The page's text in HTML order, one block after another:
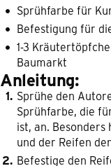
Sprühfarbe für
Befestigung für
1-3
Baumarkt
Anleitung:
Sprühe den
Sprühfarbe, die
ist, an.
und der Reifen
Befestige den